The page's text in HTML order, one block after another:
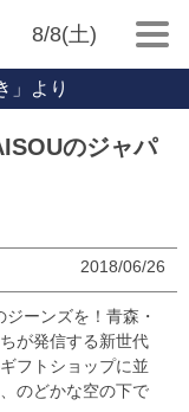
8/8(土)
」より
のジャパ
2018/06/26
ーンズを！青森・
が発信する新世代
フトショップに並
のどかな空の下で